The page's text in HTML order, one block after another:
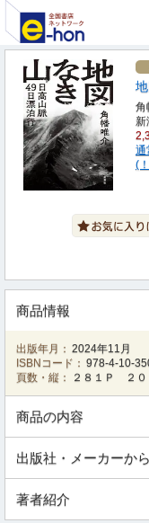
角
新
通
(
商品情報
出版年月： 2024年11月
ISBNコード： 978-4-10-
頁数・縦：
２８１Ｐ ２０
商品の内容
出版社・メーカーか
著者紹介